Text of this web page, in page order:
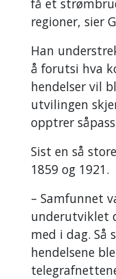
få et
regioner, sier
Han
å forutsi hva
hendelser vil
utvilingen
opptrer
Sist en så
1859 og 1921.
– Samfunnet
underutviklet
med i dag. Så
hendelsene